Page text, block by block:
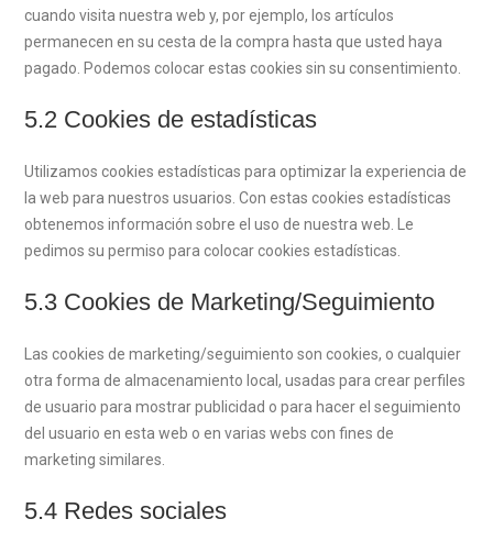
cuando visita nuestra web y, por ejemplo, los artículos
permanecen en su cesta de la compra hasta que usted haya
pagado. Podemos colocar estas cookies sin su consentimiento.
5.2 Cookies de estadísticas
Utilizamos cookies estadísticas para optimizar la experiencia de
la web para nuestros usuarios. Con estas cookies estadísticas
obtenemos información sobre el uso de nuestra web. Le
pedimos su permiso para colocar cookies estadísticas.
5.3 Cookies de Marketing/Seguimiento
Las cookies de marketing/seguimiento son cookies, o cualquier
otra forma de almacenamiento local, usadas para crear perfiles
de usuario para mostrar publicidad o para hacer el seguimiento
del usuario en esta web o en varias webs con fines de
marketing similares.
5.4 Redes sociales